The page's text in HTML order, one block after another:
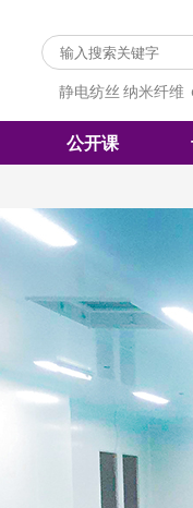
静电纺丝 纳米纤维
公开课